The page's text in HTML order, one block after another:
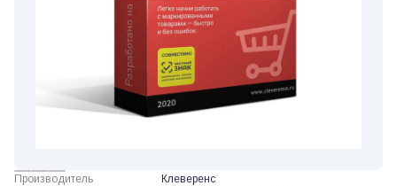
Производитель
Клеверенс